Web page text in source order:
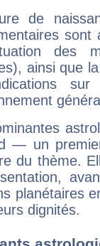
de
sont
des
ainsi que
sur
— un
du thème.
planétaires
dignités.